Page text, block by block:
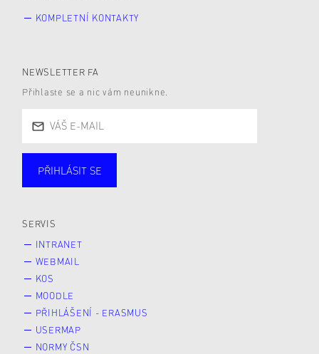
KOMPLETNÍ KONTAKTY
NEWSLETTER FA
Přihlaste se a nic vám neunikne.
PŘIHLÁSIT SE
SERVIS
INTRANET
WEBMAIL
KOS
MOODLE
PŘIHLÁŠENÍ - ERASMUS
USERMAP
NORMY ČSN